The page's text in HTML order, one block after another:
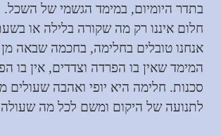
בתדר היומיום, במימד הגשמי של השכל.
חלום איננו רק מה שקורה בלילה או
אנחנו טובלים בחלימה, בחכמה שבאה
המימד שאין בו הפרדה וצדדים, אין בו
סכנות. חלימה היא יופי ואהבה שעולים
לתנועה של היקום ומשם לכל מה